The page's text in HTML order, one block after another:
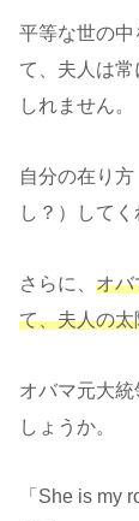
平等な世の
て、夫人は
しれません。
自分の在り
し？）して
さらに、 オバ
て、夫人の太
オバマ元大
しょうか。
「She is my